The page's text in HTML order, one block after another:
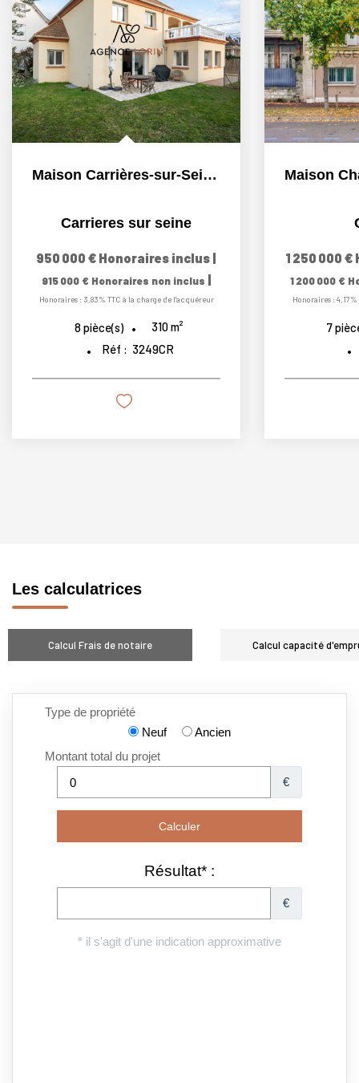
Maison Carrières-sur-Seine - 310,06 m² - 8 pièces
Carrieres sur seine
950 000 € Honoraires inclus |
915 000 € Honoraires non inclus |
Honoraires : 3,83% TTC à la charge de l'acquéreur
8pièce(s) 310m²
Réf : 3249CR
1 250 000 €
1 200 000 €
Honoraires :
7
Les calculatrices
Calcul Frais de notaire Calcul capacité